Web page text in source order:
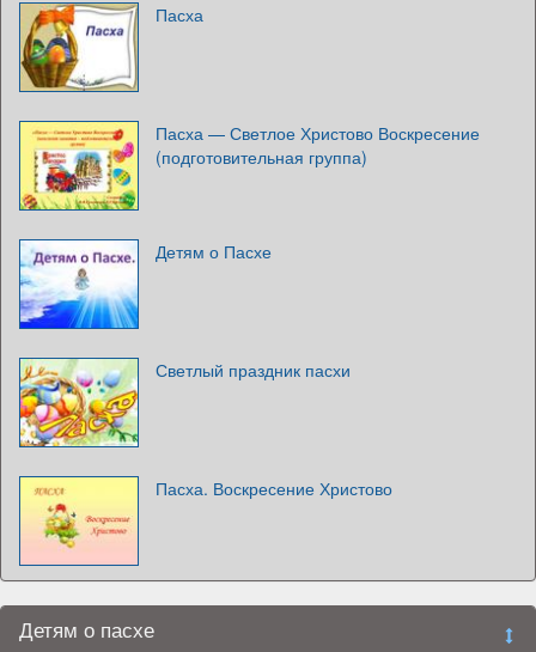
Пасха
Пасха — Светлое Христово Воскресение
(подготовительная группа)
Детям о Пасхе
Светлый праздник пасхи
Пасха. Воскресение Христово
Детям о пасхе